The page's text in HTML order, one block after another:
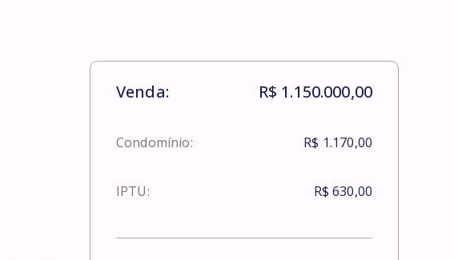
Venda: R$ 1.150.000,00
Condomínio: R$ 1.170,00
IPTU: R$ 630,00